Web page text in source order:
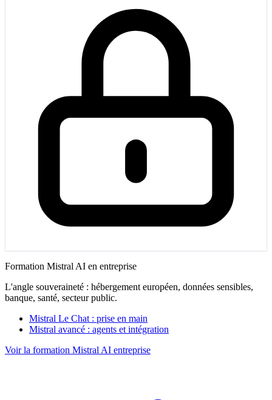
Formation Mistral AI en entreprise
L'angle souveraineté : hébergement européen, données sensibles,
banque, santé, secteur public.
Mistral Le Chat : prise en main
Mistral avancé : agents et intégration
Voir la formation Mistral AI entreprise